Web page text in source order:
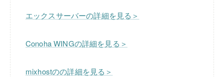
エックスサーバーの詳細を見る＞
Conoha WINGの詳細を見る＞
mixhostのの詳細を見る＞